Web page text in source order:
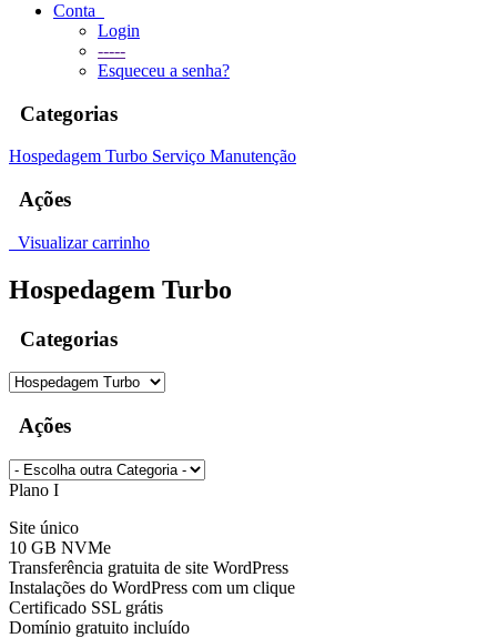
Conta
Login
-----
Esqueceu a senha?
Categorias
Hospedagem Turbo Serviço Manutenção
Ações
Visualizar carrinho
Hospedagem Turbo
Categorias
Ações
Plano I
Site único
10 GB NVMe
Transferência gratuita de site WordPress
Instalações do WordPress com um clique
Certificado SSL grátis
Domínio gratuito incluído